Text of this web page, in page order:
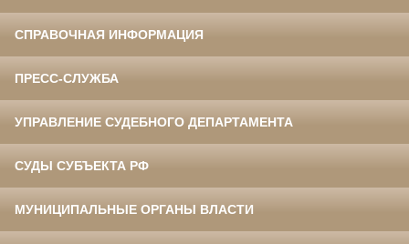
СПРАВОЧНАЯ ИНФОРМАЦИЯ
ПРЕСС-СЛУЖБА
УПРАВЛЕНИЕ СУДЕБНОГО ДЕПАРТАМЕНТА
СУДЫ СУБЪЕКТА РФ
МУНИЦИПАЛЬНЫЕ ОРГАНЫ ВЛАСТИ